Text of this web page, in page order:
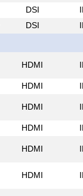
DSI
DSI
HDMI
HDMI
HDMI
HDMI
HDMI
HDMI